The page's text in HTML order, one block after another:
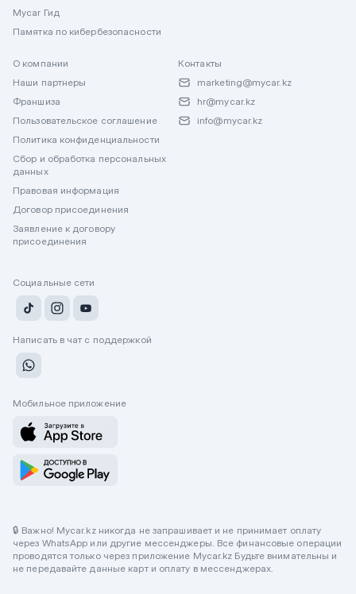
Mycar Гид
Памятка по кибербезопасности
О компании
Наши партнеры
Франшиза
Пользовательское соглашение
Политика конфиденциальности
Сбор и обработка персональных
данных
Правовая информация
Договор присоединения
Заявление к договору
присоединения
Контакты
marketing@mycar.kz
hr@mycar.kz
info@mycar.kz
Социальные сети
Написать в чат с поддержкой
Мобильное приложение
🔒 Важно! Mycar.kz никогда не запрашивает и не принимает оплату
через WhatsApp или другие мессенджеры. Все финансовые операции
проводятся только через приложение Mycar.kz Будьте внимательны и
не передавайте данные карт и оплату в мессенджерах.